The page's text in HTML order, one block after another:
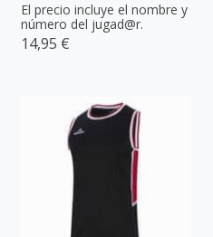
El precio incluye el nombre y
número del jugad@r.
14,95 €